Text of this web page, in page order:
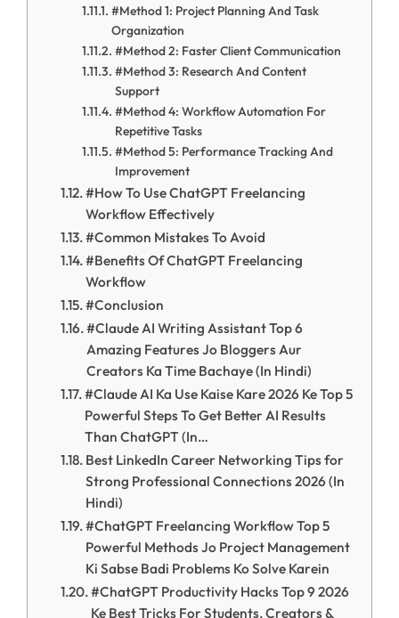
#Method 1: Project Planning And Task
Organization
#Method 2: Faster Client Communication
#Method 3: Research And Content
Support
#Method 4: Workflow Automation For
Repetitive Tasks
#Method 5: Performance Tracking And
Improvement
#How To Use ChatGPT Freelancing
Workflow Effectively
#Common Mistakes To Avoid
#Benefits Of ChatGPT Freelancing
Workflow
#Conclusion
#Claude AI Writing Assistant Top 6
Amazing Features Jo Bloggers Aur
Creators Ka Time Bachaye (In Hindi)
#Claude AI Ka Use Kaise Kare 2026 Ke Top 5
Powerful Steps To Get Better AI Results
Than ChatGPT (In…
Best LinkedIn Career Networking Tips for
Strong Professional Connections 2026 (In
Hindi)
#ChatGPT Freelancing Workflow Top 5
Powerful Methods Jo Project Management
Ki Sabse Badi Problems Ko Solve Karein
#ChatGPT Productivity Hacks Top 9 2026
Ke Best Tricks For Students, Creators &